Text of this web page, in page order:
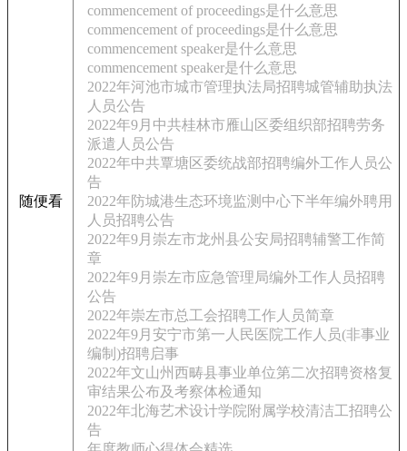
随便看
commencement of proceedings是什么意思
commencement of proceedings是什么意思
commencement speaker是什么意思
commencement speaker是什么意思
2022年河池市城市管理执法局招聘城管辅助执法
人员公告
2022年9月中共桂林市雁山区委组织部招聘劳务
派遣人员公告
2022年中共覃塘区委统战部招聘编外工作人员公
告
2022年防城港生态环境监测中心下半年编外聘用
人员招聘公告
2022年9月崇左市龙州县公安局招聘辅警工作简
章
2022年9月崇左市应急管理局编外工作人员招聘
公告
2022年崇左市总工会招聘工作人员简章
2022年9月安宁市第一人民医院工作人员(非事业
编制)招聘启事
2022年文山州西畴县事业单位第二次招聘资格复
审结果公布及考察体检通知
2022年北海艺术设计学院附属学校清洁工招聘公
告